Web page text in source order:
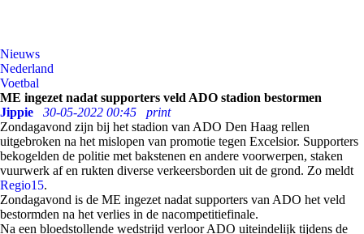
Nieuws
Nederland
Voetbal
ME ingezet nadat supporters veld ADO stadion bestormen
Jippie
30-05-2022 00:45
print
Zondagavond zijn bij het stadion van ADO Den Haag rellen
uitgebroken na het mislopen van promotie tegen Excelsior. Supporters
bekogelden de politie met bakstenen en andere voorwerpen, staken
vuurwerk af en rukten diverse verkeersborden uit de grond. Zo meldt
Regio15.
Zondagavond is de ME ingezet nadat supporters van ADO het veld
bestormden na het verlies in de nacompetitiefinale.
Na een bloedstollende wedstrijd verloor ADO uiteindelijk tijdens de